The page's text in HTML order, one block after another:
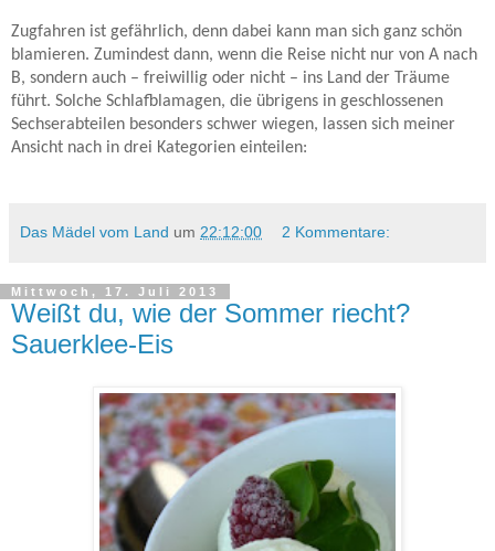
Zugfahren ist gefährlich, denn dabei kann man sich ganz schön
blamieren. Zumindest dann, wenn die Reise nicht nur von A nach
B, sondern auch – freiwillig oder nicht – ins Land der Träume
führt. Solche Schlafblamagen, die übrigens in geschlossenen
Sechserabteilen besonders schwer wiegen, lassen sich meiner
Ansicht nach in drei Kategorien einteilen:
Das Mädel vom Land um 22:12:00 2 Kommentare:
Mittwoch, 17. Juli 2013
Weißt du, wie der Sommer riecht?
Sauerklee-Eis